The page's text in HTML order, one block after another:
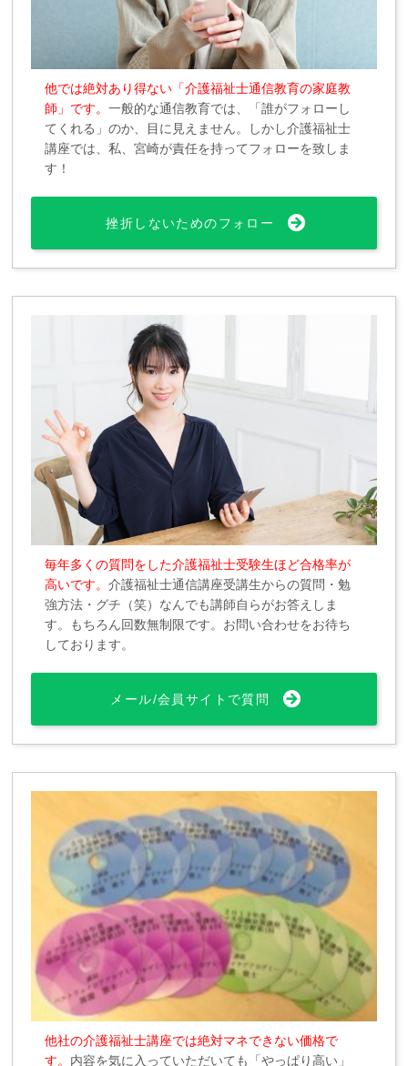
他では絶対あり得ない「介護福祉士通信教育の家庭教
師」です。一般的な通信教育では、「誰がフォローし
てくれる」のか、目に見えません。しかし介護福祉士
講座では、私、宮崎が責任を持ってフォローを致しま
す！
挫折しないためのフォロー
毎年多くの質問をした介護福祉士受験生ほど合格率が
高いです。介護福祉士通信講座受講生からの質問・勉
強方法・グチ（笑）なんでも講師自らがお答えしま
す。もちろん回数無制限です。お問い合わせをお待ち
しております。
メール/会員サイトで質問
他社の介護福祉士講座では絶対マネできない価格で
す。 内容を気に入っていただいても「やっぱり高い」